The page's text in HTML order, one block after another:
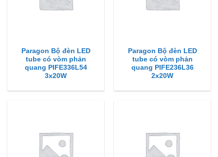
Paragon Bộ đèn LED
tube có vòm phản
quang PIFE336L54
3x20W
Paragon Bộ đèn LED
tube có vòm phản
quang PIFE236L36
2x20W